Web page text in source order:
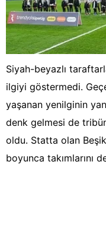
Siyah-beyazlı
ilgiyi göstermedi.
yaşanan yenilginin
denk gelmesi de
oldu. Statta olan
boyunca takımlarını